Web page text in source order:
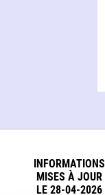
INFORMATIONS
MISES À JOUR
LE 28-04-2026